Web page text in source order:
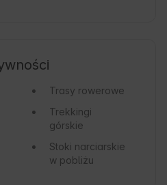
Trasy rowerowe
Trekkingi
górskie
Stoki narciarskie
w pobliżu